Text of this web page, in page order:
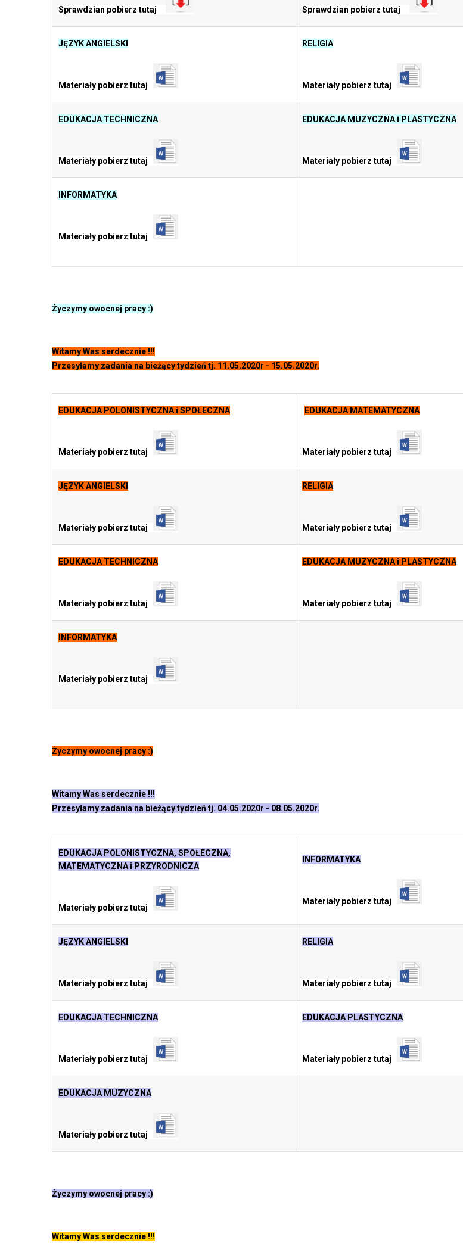
Sprawdzian pobierz tutaj Sprawdzian pobierz tutaj
JĘZYK ANGIELSKI
Materiały pobierz tutaj
RELIGIA
Materiały pobierz tutaj
EDUKACJA TECHNICZNA
Materiały pobierz tutaj
EDUKACJA MUZYCZNA i PLASTYCZNA
Materiały pobierz tutaj
INFORMATYKA
Materiały pobierz tutaj
Życzymy owocnej pracy :)
Witamy Was serdecznie !!!
Przesyłamy zadania na bieżący tydzień tj. 11.05.2020r - 15.05.2020r.
EDUKACJA POLONISTYCZNA i SPOŁECZNA
Materiały pobierz tutaj
EDUKACJA MATEMATYCZNA
Materiały pobierz tutaj
JĘZYK ANGIELSKI
Materiały pobierz tutaj
RELIGIA
Materiały pobierz tutaj
EDUKACJA TECHNICZNA
Materiały pobierz tutaj
EDUKACJA MUZYCZNA i PLASTYCZNA
Materiały pobierz tutaj
INFORMATYKA
Materiały pobierz tutaj
Życzymy owocnej pracy :)
Witamy Was serdecznie !!!
Przesyłamy zadania na bieżący tydzień tj. 04.05.2020r - 08.05.2020r.
EDUKACJA POLONISTYCZNA, SPOŁECZNA,
MATEMATYCZNA i PRZYRODNICZA
Materiały pobierz tutaj
INFORMATYKA
Materiały pobierz tutaj
JĘZYK ANGIELSKI
Materiały pobierz tutaj
RELIGIA
Materiały pobierz tutaj
EDUKACJA TECHNICZNA
Materiały pobierz tutaj
EDUKACJA PLASTYCZNA
Materiały pobierz tutaj
EDUKACJA MUZYCZNA
Materiały pobierz tutaj
Życzymy owocnej pracy :)
Witamy Was serdecznie !!!